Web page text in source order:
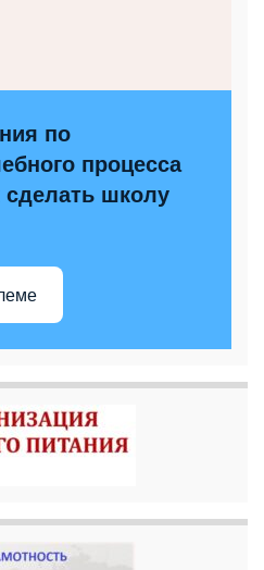
по
процесса
сделать школу